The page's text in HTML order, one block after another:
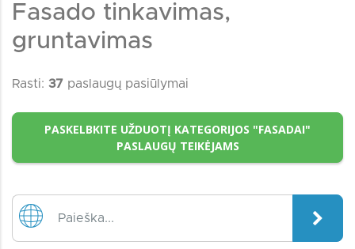
Fasado tinkavimas,
gruntavimas
Rasti: 37 paslaugų pasiūlymai
PASKELBKITE UŽDUOTĮ KATEGORIJOS "FASADAI"
PASLAUGŲ TEIKĖJAMS